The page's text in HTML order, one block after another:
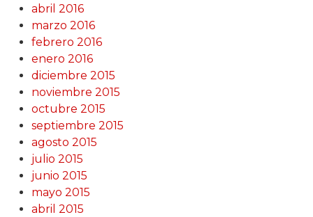
abril 2016
marzo 2016
febrero 2016
enero 2016
diciembre 2015
noviembre 2015
octubre 2015
septiembre 2015
agosto 2015
julio 2015
junio 2015
mayo 2015
abril 2015